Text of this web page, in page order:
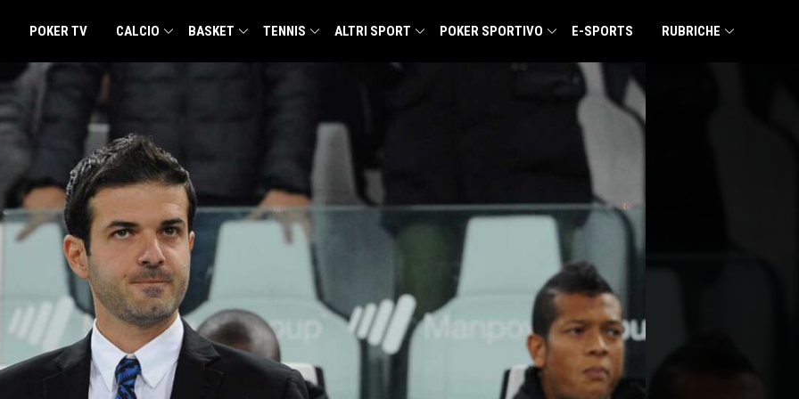
POKER TV CALCIO BASKET TENNIS ALTRI SPORT POKER SPORTIVO E-SPORTS RUBRICHE